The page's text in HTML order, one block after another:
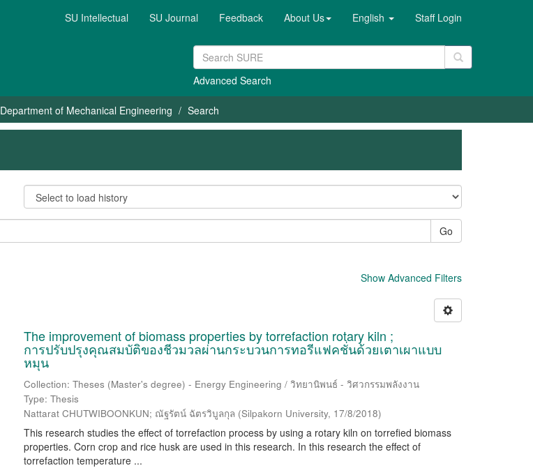
SU Intellectual SU Journal Feedback About Us English Staff Login
Advanced Search
Department of Mechanical Engineering Search
Go
Show Advanced Filters
The improvement of biomass properties by torrefaction rotary kiln ;
การปรับปรุงคุณสมบัติของชีวมวลผ่านกระบวนการทอรีแฟคชั่นด้วยเตาเผาแบบ
หมุน
Collection: Theses (Master's degree) - Energy Engineering / วิทยานิพนธ์ - วิศวกรรมพลังงาน
Type: Thesis
Nattarat CHUTWIBOONKUN; ณัฐรัตน์ ฉัตรวิบูลกุล (Silpakorn University, 17/8/2018)
This research studies the effect of torrefaction process by using a rotary kiln on torrefied biomass
properties. Corn crop and rice husk are used in this research. In this research the effect of
torrefaction temperature ...